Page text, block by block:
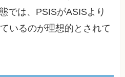
では、PSISがASISより
いるのが理想的とされて